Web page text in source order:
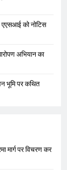
एएसआई को नोटिस
अभियान का
भूमि पर कथित
मार्ग पर विचरण कर